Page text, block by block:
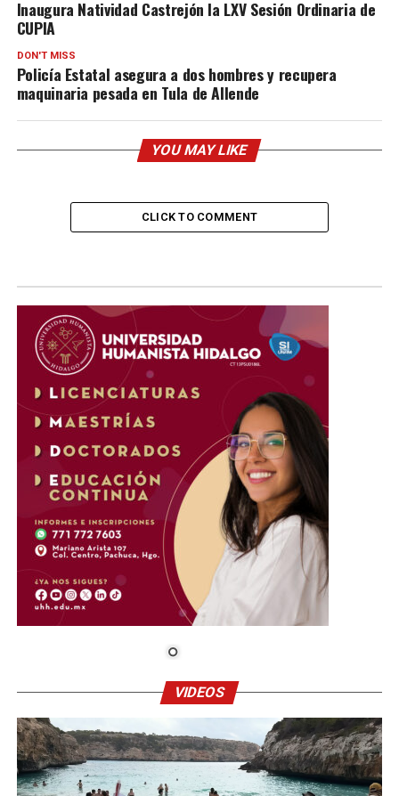
Inaugura Natividad Castrejón la LXV Sesión Ordinaria de
CUPIA
DON'T MISS
Policía Estatal asegura a dos hombres y recupera
maquinaria pesada en Tula de Allende
YOU MAY LIKE
CLICK TO COMMENT
VIDEOS